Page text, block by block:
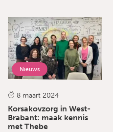
Nieuws
8 maart 2024
Korsakovzorg in West-
Brabant: maak kennis
met Thebe